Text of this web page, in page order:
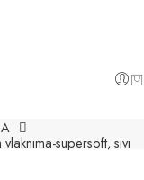
supersoft, sivi